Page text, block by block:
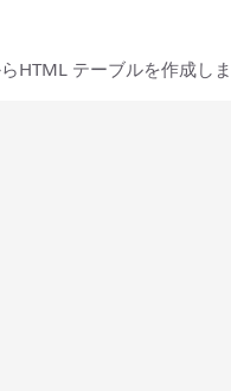
HTML テーブルを作成し